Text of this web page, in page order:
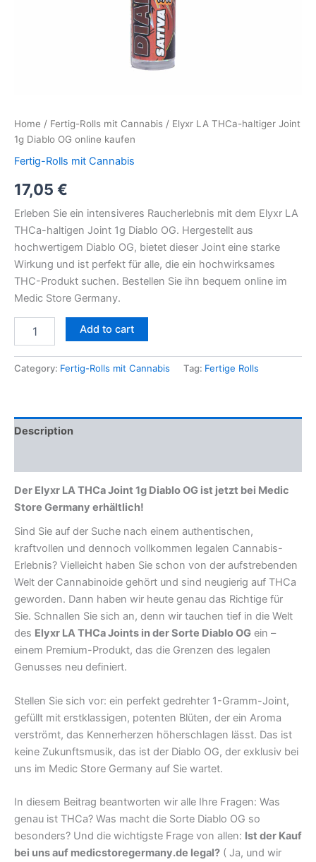
Home / Fertig-Rolls mit Cannabis / Elyxr LA THCa-haltiger Joint
1g Diablo OG online kaufen
Fertig-Rolls mit Cannabis
17,05 €
Erleben Sie ein intensiveres Raucherlebnis mit dem Elyxr LA
THCa-haltigen Joint 1g Diablo OG. Hergestellt aus
hochwertigem Diablo OG, bietet dieser Joint eine starke
Wirkung und ist perfekt für alle, die ein hochwirksames
THC-Produkt suchen. Bestellen Sie ihn bequem online im
Medic Store Germany.
Add to cart
Category: Fertig-Rolls mit Cannabis Tag: Fertige Rolls
Description
Der Elyxr LA THCa Joint 1g Diablo OG ist jetzt bei Medic
Store Germany erhältlich!
Sind Sie auf der Suche nach einem authentischen,
kraftvollen und dennoch vollkommen legalen Cannabis-
Erlebnis? Vielleicht haben Sie schon von der aufstrebenden
Welt der Cannabinoide gehört und sind neugierig auf THCa
geworden. Dann haben wir heute genau das Richtige für
Sie. Schnallen Sie sich an, denn wir tauchen tief in die Welt
des Elyxr LA THCa Joints in der Sorte Diablo OG ein –
einem Premium-Produkt, das die Grenzen des legalen
Genusses neu definiert.
Stellen Sie sich vor: ein perfekt gedrehter 1-Gramm-Joint,
gefüllt mit erstklassigen, potenten Blüten, der ein Aroma
verströmt, das Kennerherzen höherschlagen lässt. Das ist
keine Zukunftsmusik, das ist der Diablo OG, der exklusiv bei
uns im Medic Store Germany auf Sie wartet.
In diesem Beitrag beantworten wir alle Ihre Fragen: Was
genau ist THCa? Was macht die Sorte Diablo OG so
besonders? Und die wichtigste Frage von allen: Ist der Kauf
bei uns auf medicstoregermany.de legal? ( Ja, und wir